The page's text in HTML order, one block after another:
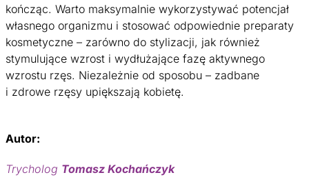
kończąc. Warto maksymalnie wykorzystywać potencjał
własnego organizmu i stosować odpowiednie preparaty
kosmetyczne – zarówno do stylizacji, jak również
stymulujące wzrost i wydłużające fazę aktywnego
wzrostu rzęs. Niezależnie od sposobu – zadbane
i zdrowe rzęsy upiększają kobietę.
Autor:
Trycholog Tomasz Kochańczyk